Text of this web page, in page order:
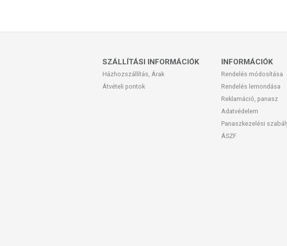
SZÁLLÍTÁSI INFORMÁCIÓK
Házhozszállítás, Árak
Átvételi pontok
INFORMÁCIÓK
Rendelés módosítása
Rendelés lemondása
Reklamáció, panasz
Adatvédelem
Panaszkezelési
ÁSZF